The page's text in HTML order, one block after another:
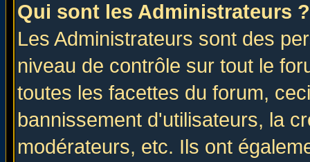
Qui sont les Administrateurs ?
Les Administrateurs sont des
niveau de contrôle sur tout le
toutes les facettes du forum,
bannissement d'utilisateurs, la
modérateurs, etc. Ils ont